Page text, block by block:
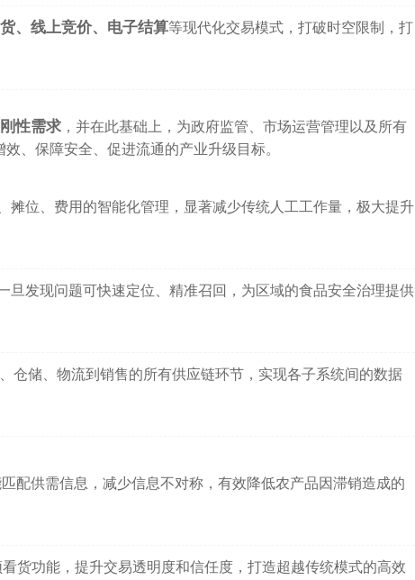
、线上竞价、电子结算等现代化交易模式，打破时空限制，打
性需求 ，并在此基础上，为政府监管、市场运营管理以及所有
效、保障安全、促进流通的产业升级目标。
摊位、费用的智能化管理，显著减少传统人工工作量，极大提升
旦发现问题可快速定位、精准召回，为区域的食品安全治理提供
仓储、物流到销售的所有供应链环节，实现各子系统间的数据
配供需信息，减少信息不对称，有效降低农产品因滞销造成的
看货功能，提升交易透明度和信任度，打造超越传统模式的高效